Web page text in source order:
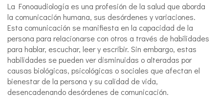
La Fonoaudiología es una profesión de la salud que aborda
la comunicación humana, sus desórdenes y variaciones.
Esta comunicación se manifiesta en la capacidad de la
persona para relacionarse con otros a través de habilidades
para hablar, escuchar, leer y escribir. Sin embargo, estas
habilidades se pueden ver disminuidas o alteradas por
causas biológicas, psicológicas o sociales que afectan el
bienestar de la persona y su calidad de vida,
desencadenando desórdenes de comunicación.